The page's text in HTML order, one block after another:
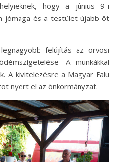
hogy a június 9-i
jómaga és a testület újabb öt
felújítás az orvosi
A munkákkal
A kivitelezésre a Magyar Falu
nyert el az önkormányzat.